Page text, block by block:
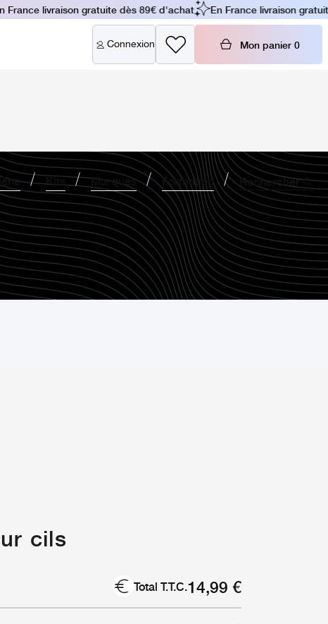
Connexion Mon panier 0
Kits Marques Formation Rechercher
livraison gratuite dès 89€ d'achat En France livraison gratuite
cils
Total T.T.C.14,99 €